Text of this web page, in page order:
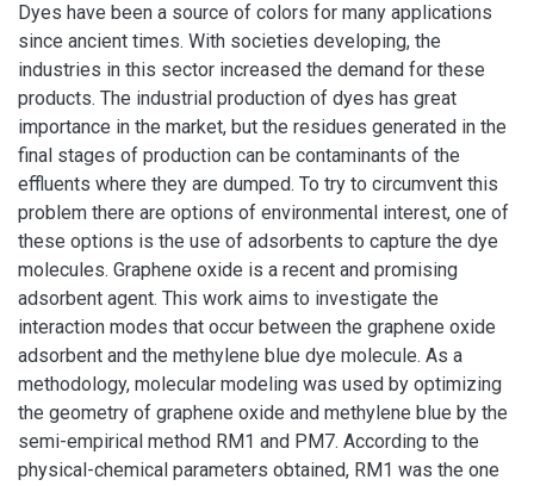
Dyes have been a source of colors for many applications
since ancient times. With societies developing, the
industries in this sector increased the demand for these
products. The industrial production of dyes has great
importance in the market, but the residues generated in the
final stages of production can be contaminants of the
effluents where they are dumped. To try to circumvent this
problem there are options of environmental interest, one of
these options is the use of adsorbents to capture the dye
molecules. Graphene oxide is a recent and promising
adsorbent agent. This work aims to investigate the
interaction modes that occur between the graphene oxide
adsorbent and the methylene blue dye molecule. As a
methodology, molecular modeling was used by optimizing
the geometry of graphene oxide and methylene blue by the
semi-empirical method RM1 and PM7. According to the
physical-chemical parameters obtained, RM1 was the one